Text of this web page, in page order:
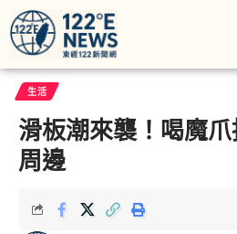
生活
滑板潮來襲！喝魔
周邊